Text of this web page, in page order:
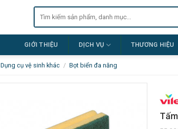
Tìm
GIỚI THIỆU DỊCH VỤ THƯƠNG HIỆU
Dụng cụ vệ sinh khác / Bọt biển đa năng